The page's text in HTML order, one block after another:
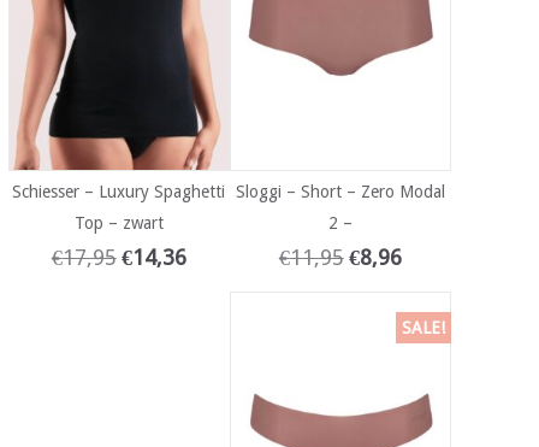
Schiesser – Luxury Spaghetti
Top – zwart
€17,95 €14,36
Sloggi – Short – Zero Modal
2 –
€11,95 €8,96
SALE!